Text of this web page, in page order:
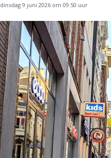
dinsdag 9 juni 2026 om 09:50 uur